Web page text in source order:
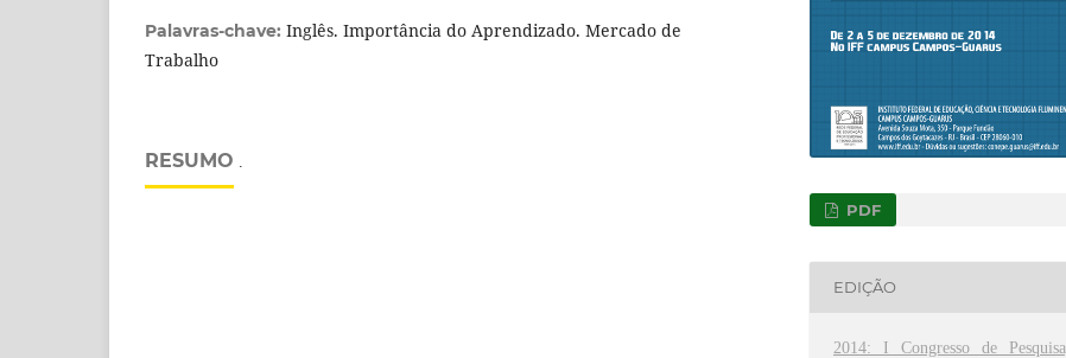
Palavras-chave: Inglês. Importância do Aprendizado. Mercado de
Trabalho
RESUMO
PDF
EDIÇÃO
2014: I Congresso de Pesquisa,